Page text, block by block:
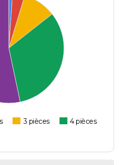
3 pièces
4 pièces